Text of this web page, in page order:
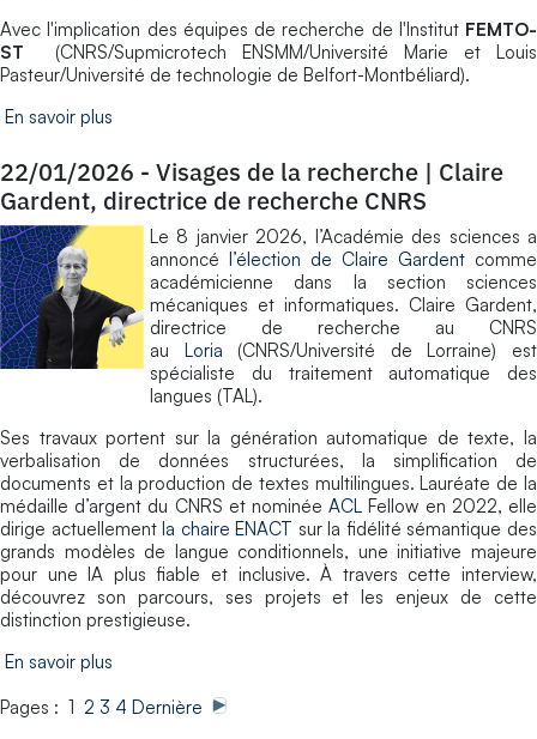
Avec l'implication des équipes de recherche de l'Institut FEMTO-
ST (CNRS/Supmicrotech ENSMM/Université Marie et Louis
Pasteur/Université de technologie de Belfort-Montbéliard).
En savoir plus
22/01/2026 - Visages de la recherche | Claire
Gardent, directrice de recherche CNRS
Le 8 janvier 2026, l’Académie des sciences a
annoncé l’élection de Claire Gardent comme
académicienne dans la section sciences
mécaniques et informatiques. Claire Gardent,
directrice de recherche au CNRS
au Loria (CNRS/Université de Lorraine) est
spécialiste du traitement automatique des
langues (TAL).
Ses travaux portent sur la génération automatique de texte, la
verbalisation de données structurées, la simplification de
documents et la production de textes multilingues. Lauréate de la
médaille d’argent du CNRS et nominéeACL Fellow en 2022, elle
dirige actuellementla chaire ENACT sur la fidélité sémantique des
grands modèles de langue conditionnels, une initiative majeure
pour une IA plus fiable et inclusive. À travers cette interview,
découvrez son parcours, ses projets et les enjeux de cette
distinction prestigieuse.
En savoir plus
Pages : 1 2 3 4 Dernière